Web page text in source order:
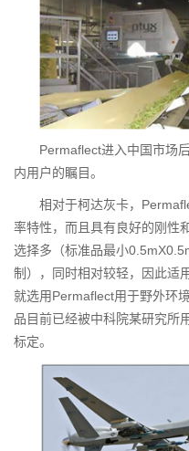
Permaflect进入中国市场
内用户的瞩目。
相对于柯达灰卡，
率特性，而且具有良好的刚性
选择多（标准品最小
制），同时相对较轻，因此适
就选用Permaflect用于野外环
品目前已经被中科院某研究所
标定。